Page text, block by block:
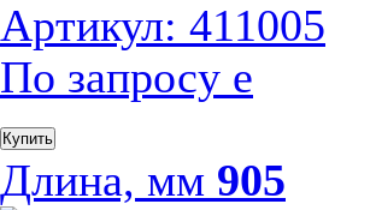
Артикул: 411005
По запросу е
Купить
Длина, мм 905